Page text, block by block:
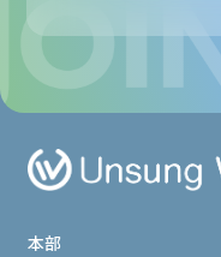
本部